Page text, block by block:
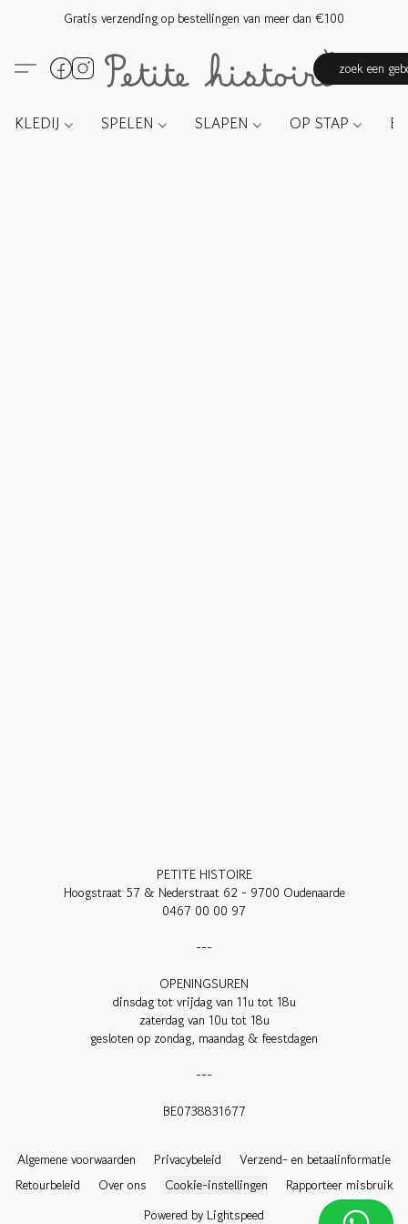
Gratis verzending op bestellingen van meer dan €100
zoek een
KLEDIJ SPELEN SLAPEN OP STAP
PETITE HISTOIRE
Hoogstraat 57 & Nederstraat 62 - 9700 Oudenaarde
0467 00 00 97
---
OPENINGSUREN
dinsdag tot vrijdag van 11u tot 18u
zaterdag van 10u tot 18u
gesloten op zondag, maandag & feestdagen
---
BE0738831677
Algemene voorwaarden Privacybeleid
Verzend- en betaalinformatie
Retourbeleid
Over ons Cookie-instellingen
Rapporteer misbruik
Powered by Lightspeed